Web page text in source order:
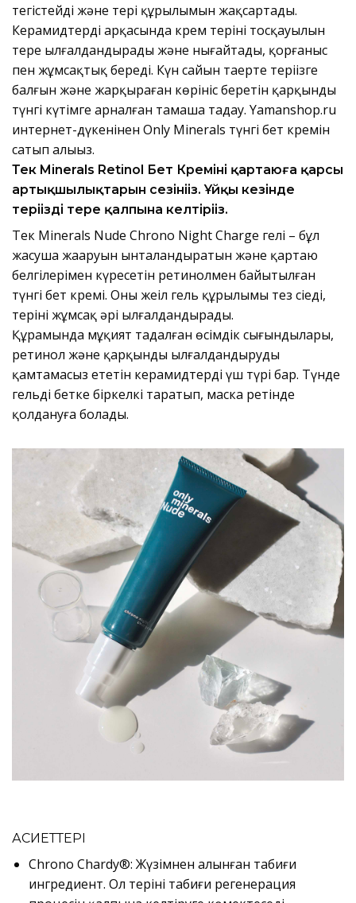
тегістейді және тері құрылымын жақсартады.
Керамидтердің арқасында крем терінің тосқауылын
терең ылғалдандырады және нығайтады, қорғаныс
пен жұмсақтық береді. Күн сайын таңертең теріңізге
балғын және жарқыраған көрініс беретін қарқынды
түнгі күтімге арналған тамаша таңдау. Yamanshop.ru
интернет-дүкенінен Only Minerals түнгі бет кремін
сатып алыңыз.
Тек Minerals Retinol Бет Кремінің қартаюға қарсы
артықшылықтарын сезініңіз. Ұйқы кезінде
теріңізді терең қалпына келтіріңіз.
Тек Minerals Nude Chrono Night Charge гелі – бұл
жасуша жаңаруын ынталандыратын және қартаю
белгілерімен күресетін ретинолмен байытылған
түнгі бет кремі. Оның жеңіл гель құрылымы тез сіңеді,
теріні жұмсақ әрі ылғалдандырады.
Құрамында мұқият таңдалған өсімдік сығындылары,
ретинол және қарқынды ылғалдандыруды
қамтамасыз ететін керамидтердің үш түрі бар. Түнде
гельді бетке біркелкі таратып, маска ретінде
қолдануға болады.
ҚАСИЕТТЕРІ
Chrono Chardy®: Жүзімнен алынған табиғи
ингредиент. Ол терінің табиғи регенерация